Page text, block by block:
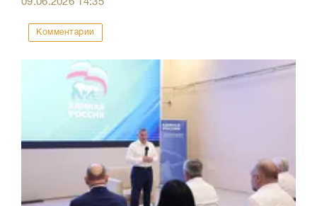
09.06.2026 14:35
Комментарии